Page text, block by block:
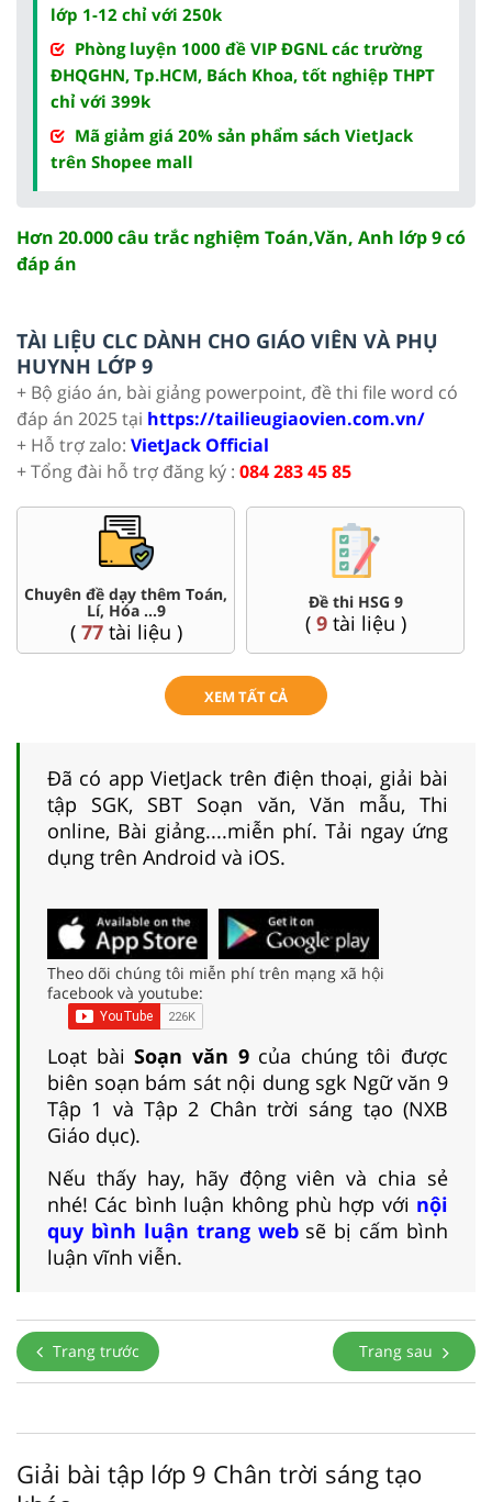
lớp 1-12 chỉ với 250k
Phòng luyện 1000 đề VIP ĐGNL các trường
ĐHQGHN, Tp.HCM, Bách Khoa, tốt nghiệp THPT
chỉ với 399k
Mã giảm giá 20% sản phẩm sách VietJack
trên Shopee mall
Hơn 20.000 câu trắc nghiệm Toán,Văn, Anh lớp 9 có
đáp án
TÀI LIỆU CLC DÀNH CHO GIÁO VIÊN VÀ PHỤ
HUYNH LỚP 9
+ Bộ giáo án, bài giảng powerpoint, đề thi file word có
đáp án 2025 tại https://tailieugiaovien.com.vn/
+ Hỗ trợ zalo: VietJack Official
+ Tổng đài hỗ trợ đăng ký : 084 283 45 85
Chuyên đề dạy thêm Toán,
Lí, Hóa ...9
( 77tài liệu )
Đề thi HSG 9
( 9tài liệu )
XEM TẤT CẢ
Đã có app VietJack trên điện thoại, giải bài
tập SGK, SBT Soạn văn, Văn mẫu, Thi
online, Bài giảng....miễn phí. Tải ngay ứng
dụng trên Android và iOS.
Theo dõi chúng tôi miễn phí trên mạng xã hội
facebook và youtube:
Loạt bàiSoạn văn 9của chúng tôi được
biên soạn bám sát nội dung sgk Ngữ văn 9
Tập 1 và Tập 2 Chân trời sáng tạo (NXB
Giáo dục).
Nếu thấy hay, hãy động viên và chia sẻ
nhé! Các bình luận không phù hợp với nội
quy bình luận trang websẽ bị cấm bình
luận vĩnh viễn.
Trang trước Trang sau
Giải bài tập lớp 9 Chân trời sáng tạo